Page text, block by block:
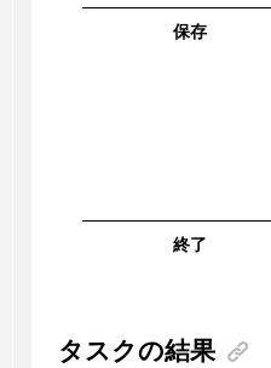
保存
終了
タスクの結果